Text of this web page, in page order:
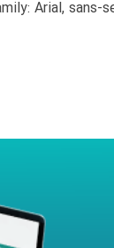
Arial, sans-